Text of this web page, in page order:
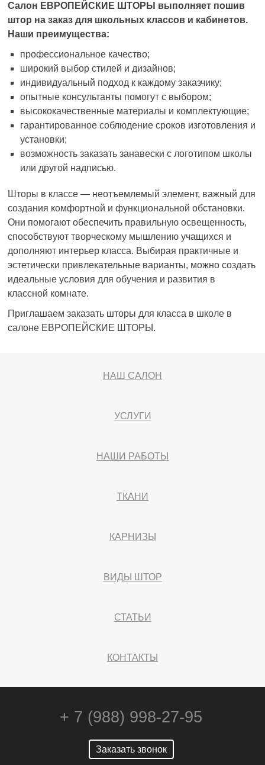
Салон ЕВРОПЕЙСКИЕ ШТОРЫ выполняет пошив
штор на заказ для школьных классов и кабинетов.
Наши преимущества:
профессиональное качество;
широкий выбор стилей и дизайнов;
индивидуальный подход к каждому заказчику;
опытные консультанты помогут с выбором;
высококачественные материалы и комплектующие;
гарантированное соблюдение сроков изготовления и
установки;
возможность заказать занавески с логотипом школы
или другой надписью.
Шторы в классе — неотъемлемый элемент, важный для
создания комфортной и функциональной обстановки.
Они помогают обеспечить правильную освещенность,
способствуют творческому мышлению учащихся и
дополняют интерьер класса. Выбирая практичные и
эстетически привлекательные варианты, можно создать
идеальные условия для обучения и развития в
классной комнате.
Приглашаем заказать шторы для класса в школе в
салоне ЕВРОПЕЙСКИЕ ШТОРЫ.
НАШ САЛОН
УСЛУГИ
НАШИ РАБОТЫ
ТКАНИ
КАРНИЗЫ
ВИДЫ ШТОР
СТАТЬИ
КОНТАКТЫ
+ 7 (988) 998-27-95
Заказать звонок